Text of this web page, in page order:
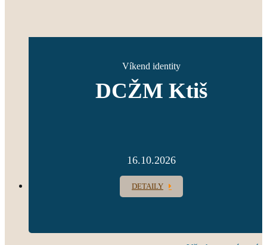
Víkend identity
DCŽM Ktiš
16.10.2026
DETAILY